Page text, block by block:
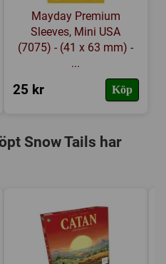
Mayday Premium
Sleeves, Mini USA
(7075) - (41 x 63 mm) -
...
25 kr Köp
Snow Tails har